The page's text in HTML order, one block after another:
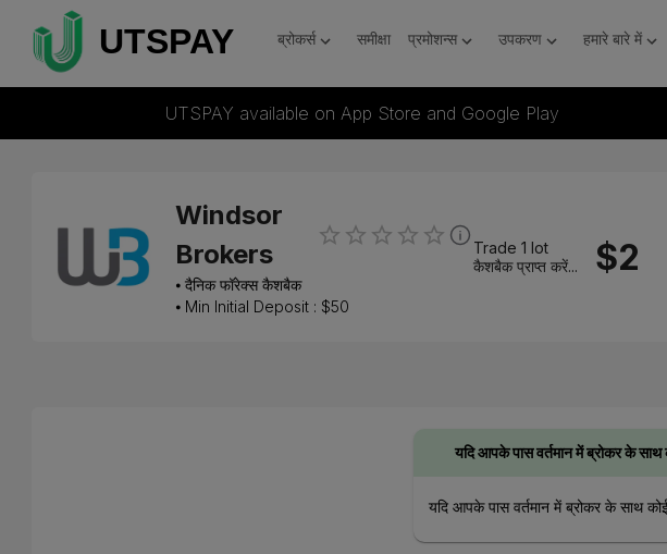
ब्रोकर्स समीक्षा प्रमोशन्स उपकरण हमारे बारे में
UTSPAY available on App Store and Google Play
Windsor
Brokers
⦁ दैनिक फॉरेक्स कैशबैक
⦁ Min Initial Deposit : $50
Trade 1 lot
कैशबैक प्राप्त करें...
$2
यदि आपके पास वर्तमान में ब्रोकर के
यदि आपके पास वर्तमान में ब्रोकर के साथ